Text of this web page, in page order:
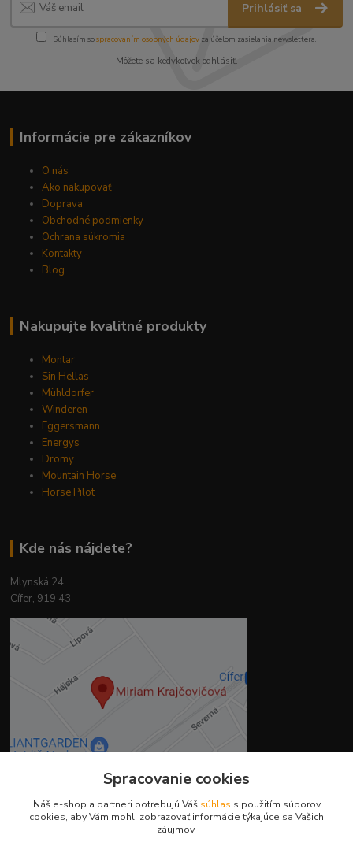
Prihlásiť sa
Súhlasím sospracovaním osobných údajov za účelom zasielania newslettera.
Môžete sa kedykoľvek odhlásiť.
Informácie pre zákazníkov
O nás
Ako nakupovať
Doprava
Obchodné podmienky
Ochrana súkromia
Kontakty
Blog
Nakupujte kvalitné produkty
Montar
Sin Hellas
Mühldorfer
Winderen
Eggersmann
Energys
Dromy
Mountain Horse
Horse Pilot
Kde nás nájdete?
Mlynská 24
Cífer, 919 43
Kontakty
Spracovanie cookies
Náš e-shop a partneri potrebujú Váš súhlas s použitím súborov
cookies, aby Vám mohli zobrazovať informácie týkajúce sa Vašich
záujmov.